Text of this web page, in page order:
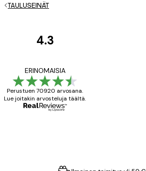
TAULUSEINÄT
4.3
ERINOMAISIA
Perustuen 70920 arvosana.
Lue joitakin arvosteluja täältä.